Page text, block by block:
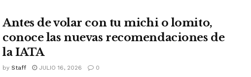
Antes de volar con tu michi o lomito,
conoce las nuevas recomendaciones de
la IATA
by Staff JULIO 16, 2026 0